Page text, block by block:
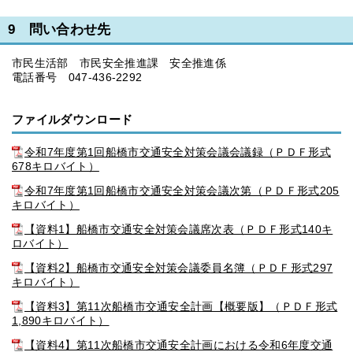
9 問い合わせ先
市民生活部 市民安全推進課 安全推進係
電話番号 047-436-2292
ファイルダウンロード
令和7年度第1回船橋市交通安全対策会議会議録（ＰＤＦ形式
678キロバイト）
令和7年度第1回船橋市交通安全対策会議次第（ＰＤＦ形式205
キロバイト）
【資料1】船橋市交通安全対策会議席次表（ＰＤＦ形式140キ
ロバイト）
【資料2】船橋市交通安全対策会議委員名簿（ＰＤＦ形式297
キロバイト）
【資料3】第11次船橋市交通安全計画【概要版】（ＰＤＦ形式
1,890キロバイト）
【資料4】第11次船橋市交通安全計画における令和6年度交通